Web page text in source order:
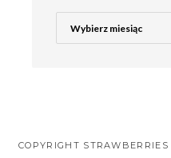
Archiwum
Blogu
COPYRIGHT